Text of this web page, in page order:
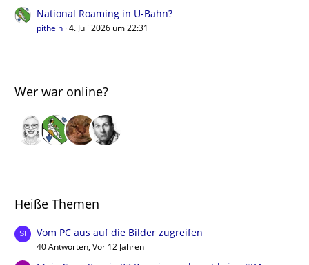
National Roaming in U-Bahn?
pithein 4. Juli 2026 um 22:31
Wer war online?
Heiße Themen
Vom PC aus auf die Bilder zugreifen
40 Antworten, Vor 12 Jahren